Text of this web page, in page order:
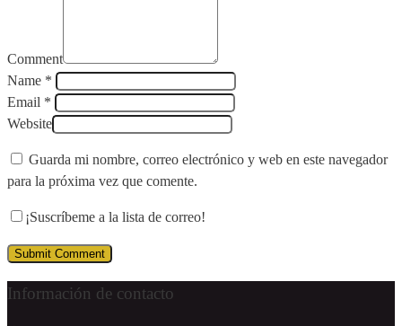
Comment
Name *
Email *
Website
Guarda mi nombre, correo electrónico y web en este navegador
para la próxima vez que comente.
¡Suscríbeme a la lista de correo!
Información de contacto